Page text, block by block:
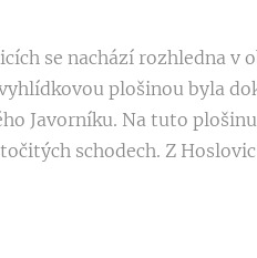
se nachází rozhledna v
plošinou byla
Javorníku. Na tuto
schodech. Z